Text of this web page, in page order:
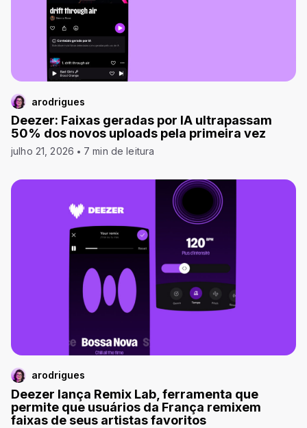
arodrigues
Deezer: Faixas geradas por IA ultrapassam
50% dos novos uploads pela primeira vez
julho 21, 2026 7 min de leitura
arodrigues
Deezer lança Remix Lab, ferramenta que
permite que usuários da França remixem
faixas de seus artistas favoritos